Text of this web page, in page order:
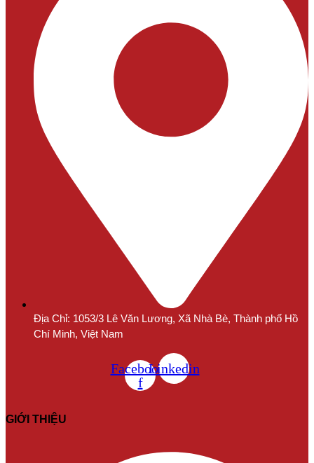
Địa Chỉ: 1053/3 Lê Văn Lương, Xã Nhà Bè, Thành phố Hồ
Chí Minh, Việt Nam
Facebook-
f
Linkedin
GIỚI THIỆU